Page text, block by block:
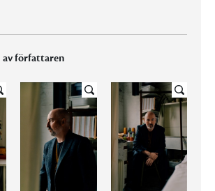
av författaren